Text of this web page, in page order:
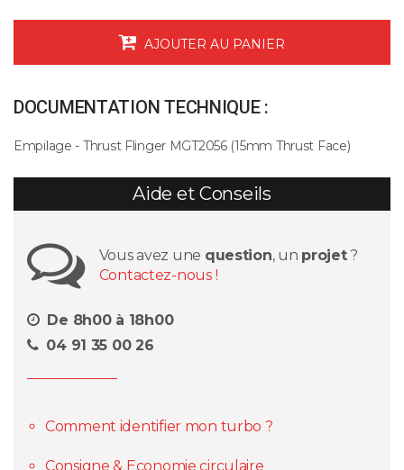
AJOUTER AU PANIER
DOCUMENTATION TECHNIQUE :
Empilage - Thrust Flinger MGT2056 (15mm Thrust Face)
Aide et Conseils
Vous avez une question, un projet?
Contactez-nous !
De 8h00 à 18h00
04 91 35 00 26
Comment identifier mon turbo ?
Consigne & Economie circulaire